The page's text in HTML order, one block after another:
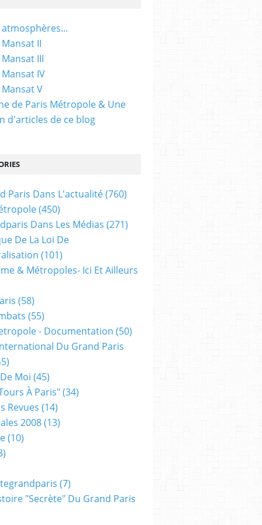
II
III
IV
V
de Paris Métropole & Une
d'articles de ce blog
Paris Dans L'actualité(760)
(450)
Dans Les Médias (271)
De La Loi De
(101)
& Métropoles- Ici Et Ailleurs
(58)
(55)
- Documentation (50)
Du Grand Paris
Moi (45)
À Paris"(34)
Revues (14)
2008(13)
(10)
(7)
"secrète" Du Grand Paris